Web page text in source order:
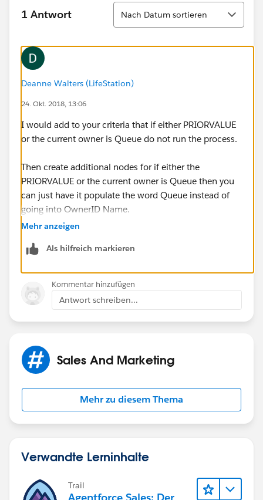
1 Antwort
Sortieren
Nach Datum sortieren
Deanne Walters (LifeStation)
24. Okt. 2018, 13:06
I would add to your criteria that if either PRIORVALUE
or the current owner is Queue do not run the process.
Then create additional nodes for if either the
PRIORVALUE or the current owner is Queue then you
can just have it populate the word Queue instead of
going into OwnerID Name.
Mehr anzeigen
Als hilfreich markieren
Kommentar hinzufügen
Antwort schreiben...
Sales And Marketing
Mehr zu diesem Thema
Verwandte Lerninhalte
Trail
Agentforce Sales: Der